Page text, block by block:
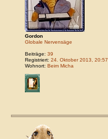
Gordon
Globale Nervensäge
Beiträge: 39
Registriert: 24. Oktober 2013, 20:57
Wohnort: Beim Micha